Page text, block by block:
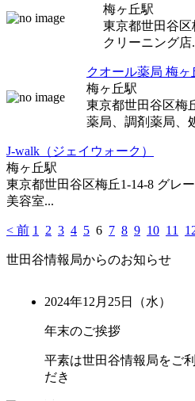
梅ヶ丘駅
東京都世田谷区
クリーニング店
クオール薬局 梅ヶ
梅ヶ丘駅
東京都世田谷区梅
薬局、調剤薬局、
J-walk（ジェイウォーク）
梅ヶ丘駅
東京都世田谷区梅丘1-14-8 グレ
美容室...
< 前 1 2 3 4 5 6 7 8 9 10 11
世田谷情報局からのお知らせ